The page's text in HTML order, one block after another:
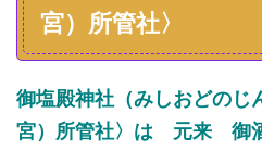
宮）所管社〉
御塩殿神社（みしおどのじ
宮）所管社〉は 元来 御